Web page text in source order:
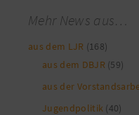
Mehr News aus…
aus dem LJR (168)
aus dem DBJR (59)
aus der
Jugendpolitik (40)